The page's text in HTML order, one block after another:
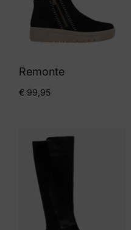
Remonte
€ 99,95